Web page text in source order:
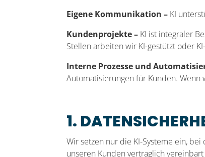
Eigene Kommunikation – KI
Kundenprojekte – KI ist integraler
Stellen arbeiten wir KI-gestützt oder
Interne Prozesse und
Automatisierungen für Kunden.
1.
Wir setzen nur die KI-Systeme ein,
unseren Kunden vertraglich